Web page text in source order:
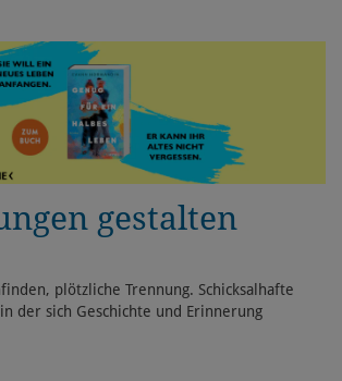
gestalten
plötzliche Trennung. Schicksalhafte
der sich Geschichte und Erinnerung